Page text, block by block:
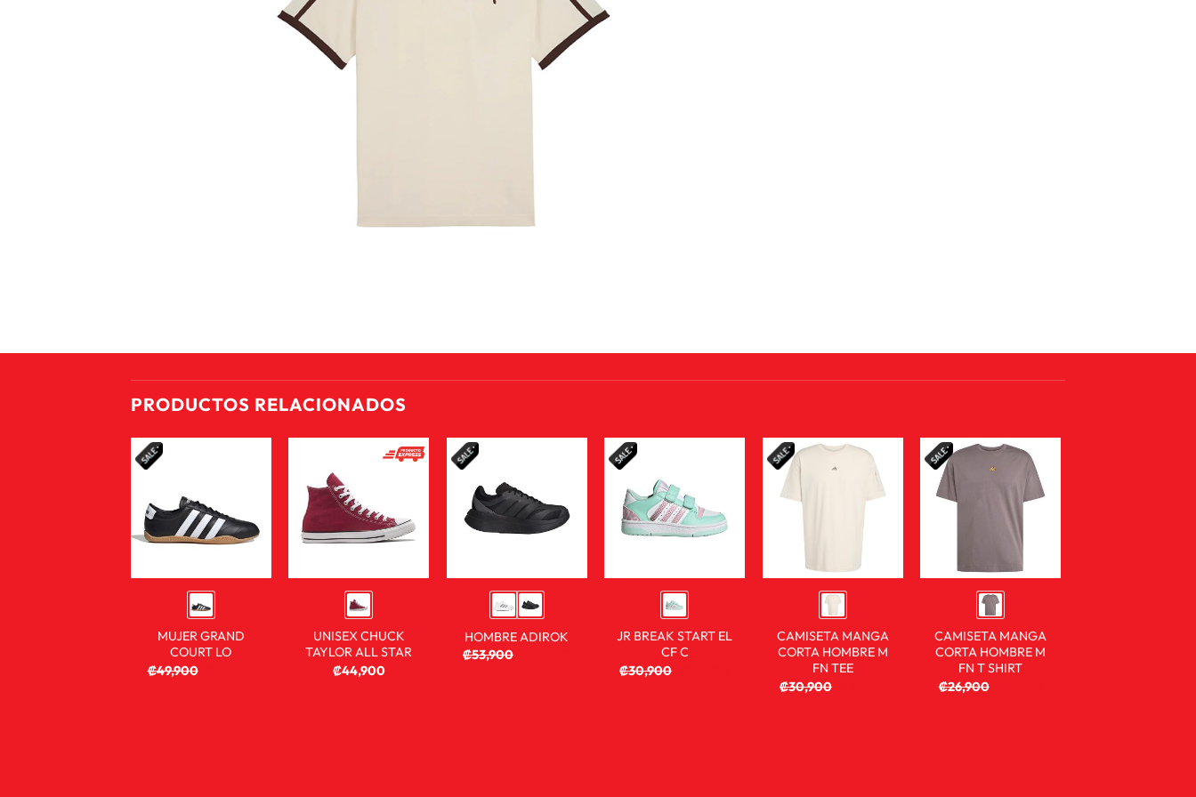
PRODUCTOS RELACIONADOS
MUJER GRAND
COURT LO
₡49,900
UNISEX CHUCK
TAYLOR ALL STAR
₡44,900
HOMBRE ADIROK
₡53,900
JR BREAK START EL
CF C
₡30,900
CAMISETA MANGA
CORTA HOMBRE M
FN TEE
₡30,900
CAMISETA MANGA
CORTA HOMBRE M
FN T SHIRT
₡26,900